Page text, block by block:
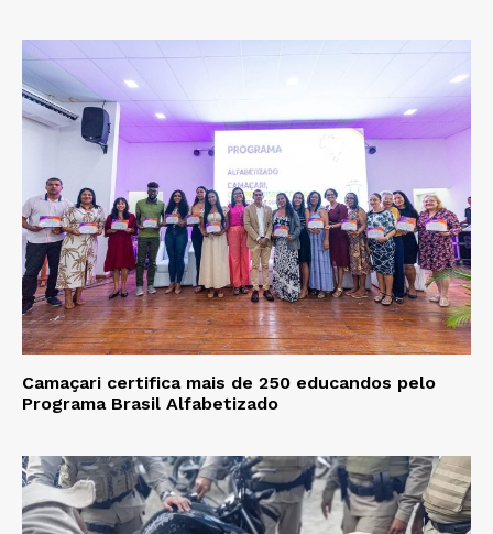
Camaçari certifica mais de 250 educandos pelo
Programa Brasil Alfabetizado